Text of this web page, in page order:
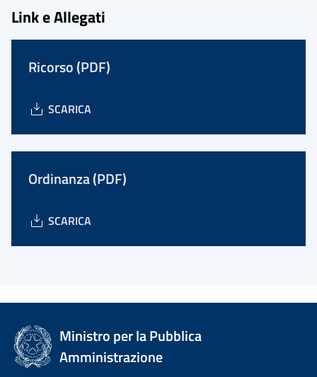
Link e Allegati
Ricorso (PDF)
SCARICA
Ordinanza (PDF)
SCARICA
Ministro per la Pubblica
Amministrazione